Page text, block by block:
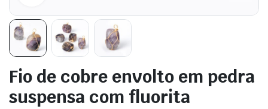
Fio de cobre envolto em pedra
suspensa com fluorita